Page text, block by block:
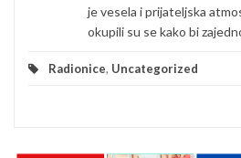
je vesela i prijateljska
okupili su se kako bi
Radionice, Uncategorized